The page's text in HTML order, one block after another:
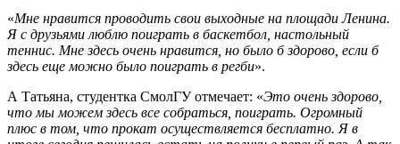
«Мне нравится проводить свои выходные на площади Ленина.
Я с друзьями люблю поиграть в баскетбол, настольный
теннис. Мне здесь очень нравится, но было б здорово, если б
здесь еще можно было поиграть в регби».
А Татьяна, студентка СмолГУ отмечает: «Это очень здорово,
что мы можем здесь все собраться, поиграть. Огромный
плюс в том, что прокат осуществляется бесплатно. Я в